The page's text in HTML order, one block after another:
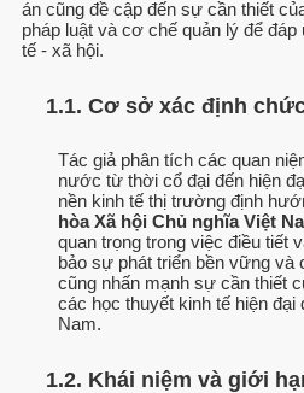
án cũng đề cập đến sự cần thiết
pháp luật và cơ chế quản lý để
tế - xã hội.
1.1. Cơ sở xác định
Tác giả phân tích các quan
nước từ thời cổ đại đến hiện
nền kinh tế thị trường định
hòa Xã hội Chủ nghĩa Việt
quan trọng trong việc điều tiết
bảo sự phát triển bền vững và
cũng nhấn mạnh sự cần thiết
các học thuyết kinh tế hiện
Nam.
1.2. Khái niệm và giới